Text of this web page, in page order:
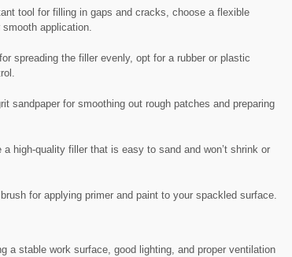
tool for filling in gaps ⁤and ⁢cracks,⁣ choose a flexible
application.
spreading the ⁢filler evenly, ‌opt for ​a rubber or plastic
sandpaper​ for smoothing out rough patches‌ and preparing
a high-quality filler that⁣ is easy to⁤ sand and won’t shrink or
for ⁢applying primer‍ and paint to your ‌spackled surface.
a​ stable work surface, good‍ lighting, ‍and ​proper⁤ ventilation